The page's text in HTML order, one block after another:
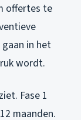
offertes te
in het
wordt.
Fase 1
maanden.